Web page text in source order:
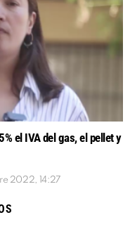
el IVA del gas, el pellet y
2022, 14:27